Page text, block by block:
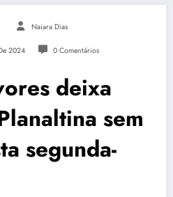
Naiara Dias
2024 0 Comentários
deixa
sem
segunda-